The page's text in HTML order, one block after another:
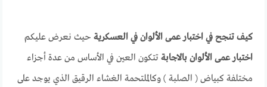
كيف تنجح في اختبار عمى الألوان في العسكرية حيث نعرض عليكم
اختبار عمى الألوان بالاجابة تتكون العين في الأساس من عدة أجزاء
مختلفة كبياض ( الصلبة ) وكالملتحمة الغشاء الرقيق الذي يوجد على